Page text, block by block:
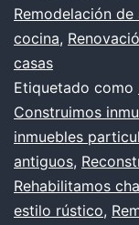
Remodelación
cocina,
casas
Etiquetado como
Construimos
inmuebles
antiguos,
Rehabilitamos
estilo rústico,